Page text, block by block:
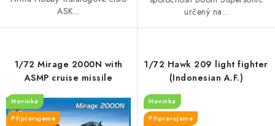
ASK...
určený na...
1/72 Mirage 2000N with
ASMP cruise missile
Novinka
Připravujeme
1/72 Hawk 209 light fighter
(Indonesian A.F.)
Novinka
Připravujeme